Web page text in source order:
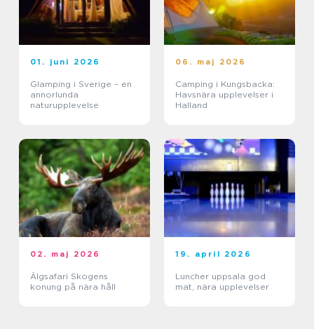
01. juni 2026
Glamping i Sverige – en
annorlunda
naturupplevelse
06. maj 2026
Camping i Kungsbacka:
Havsnära upplevelser i
Halland
02. maj 2026
Älgsafari Skogens
konung på nära håll
19. april 2026
Luncher uppsala god
mat, nära upplevelser